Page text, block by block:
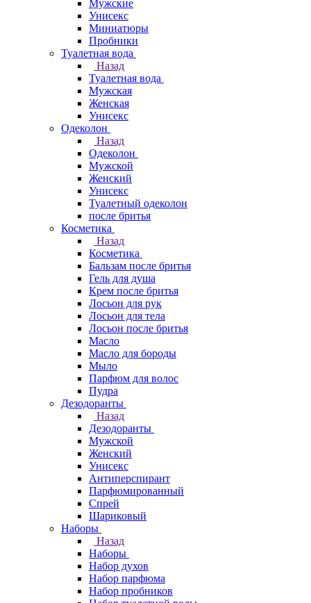
Мужские
Унисекс
Миниатюры
Пробники
Туалетная вода
Назад
Туалетная вода
Мужская
Женская
Унисекс
Одеколон
Назад
Одеколон
Мужской
Женский
Унисекс
Туалетный одеколон
после бритья
Косметика
Назад
Косметика
Бальзам после бритья
Гель для душа
Крем после бритья
Лосьон для рук
Лосьон для тела
Лосьон после бритья
Масло
Масло для бороды
Мыло
Парфюм для волос
Пудра
Дезодоранты
Назад
Дезодоранты
Мужской
Женский
Унисекс
Антиперспирант
Парфюмированный
Спрей
Шариковый
Наборы
Назад
Наборы
Набор духов
Набор парфюма
Набор пробников